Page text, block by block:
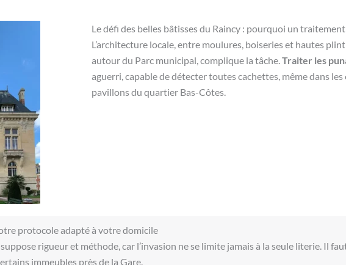
Le défi des belles bâtisses du Raincy : pourquoi un
L’architecture locale, entre moulures, boiseries et hautes
autour du Parc municipal, complique la tâche.Traiter les
aguerri, capable de détecter toutes cachettes, même dans
pavillons du quartier Bas-Côtes.
protocole adapté à votre domicile
suppose rigueur et méthode, car l’invasion ne se limite jamais à la seule literie. Il
immeubles près de la Gare.